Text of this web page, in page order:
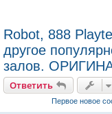
Robot, 888
другое
залов.
Ответить
Первое новое